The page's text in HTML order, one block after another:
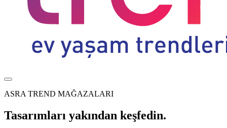
ASRA TREND MAĞAZALARI
Tasarımları yakından keşfedin.